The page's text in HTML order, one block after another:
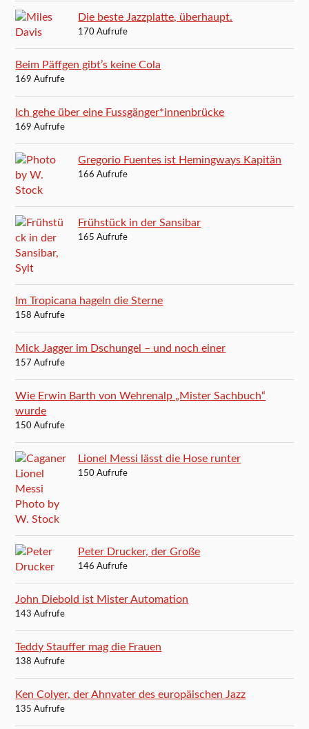
Die beste Jazzplatte, überhaupt.
170 Aufrufe
Beim Päffgen gibt’s keine Cola
169 Aufrufe
Ich gehe über eine Fussgänger*innenbrücke
169 Aufrufe
Gregorio Fuentes ist Hemingways Kapitän
166 Aufrufe
Frühstück in der Sansibar
165 Aufrufe
Im Tropicana hageln die Sterne
158 Aufrufe
Mick Jagger im Dschungel – und noch einer
157 Aufrufe
Wie Erwin Barth von Wehrenalp „Mister Sachbuch“
wurde
150 Aufrufe
Lionel Messi lässt die Hose runter
150 Aufrufe
Peter Drucker, der Große
146 Aufrufe
John Diebold ist Mister Automation
143 Aufrufe
Teddy Stauffer mag die Frauen
138 Aufrufe
Ken Colyer, der Ahnvater des europäischen Jazz
135 Aufrufe